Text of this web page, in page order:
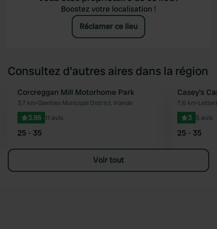
Boostez votre localisation !
Réclamer ce lieu
Consultez d'autres aires dans la région
Préféré
Corcreggan Mill Motorhome Park
3,7 km•Glenties Municipal District, Irlande
3.95 11 avis
25 - 35
Casey's
7,6 km•
3 5 avis
25 - 35
Voir tout